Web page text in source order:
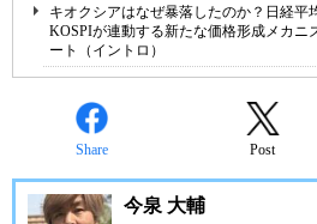
キオクシアはなぜ暴落したのか？日経平
KOSPIが連動する新たな価格形成メカニ
ート（イントロ）
Share Post
今泉 大輔